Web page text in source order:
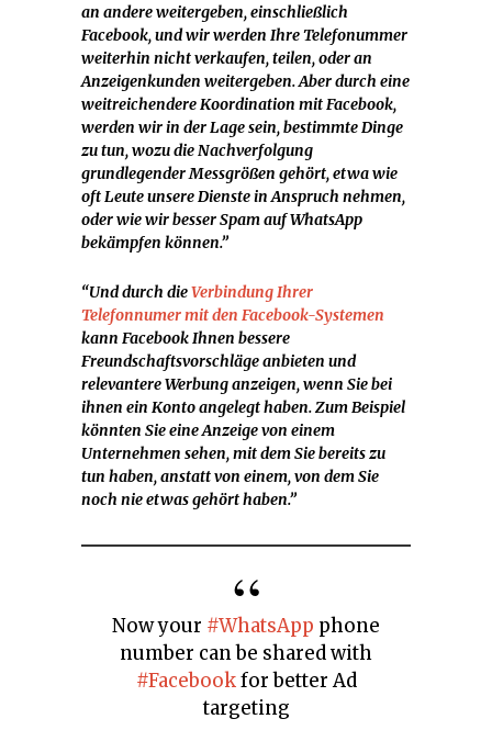
an andere weitergeben, einschließlich
Facebook, und wir werden Ihre Telefonummer
weiterhin nicht verkaufen, teilen, oder an
Anzeigenkunden weitergeben. Aber durch eine
weitreichendere Koordination mit Facebook,
werden wir in der Lage sein, bestimmte Dinge
zu tun, wozu die Nachverfolgung
grundlegender Messgrößen gehört, etwa wie
oft Leute unsere Dienste in Anspruch nehmen,
oder wie wir besser Spam auf WhatsApp
bekämpfen können.”
“Und durch dieVerbindung Ihrer
Telefonnumer mit den Facebook-Systemen
kann Facebook Ihnen bessere
Freundschaftsvorschläge anbieten und
relevantere Werbung anzeigen, wenn Sie bei
ihnen ein Konto angelegt haben. Zum Beispiel
könnten Sie eine Anzeige von einem
Unternehmen sehen, mit dem Sie bereits zu
tun haben, anstatt von einem, von dem Sie
noch nie etwas gehört haben.”
Now your #WhatsApp phone
number can be shared with
#Facebookfor better Ad
targeting